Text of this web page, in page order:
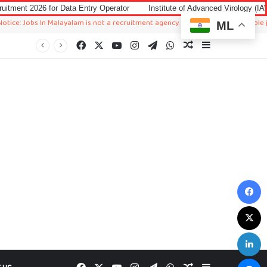
Entry Operator Institute of Advanced Virology (IAV) Notification
In Malayalam is not a recruitment agency. We just sharing available job in
Facebook YouTubeInstagramTelegramWhatsAppRandom Article
ML